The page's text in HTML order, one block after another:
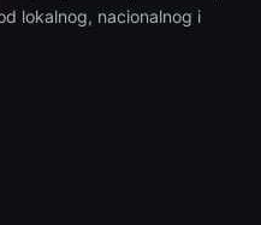
lokalnog, nacionalnog i